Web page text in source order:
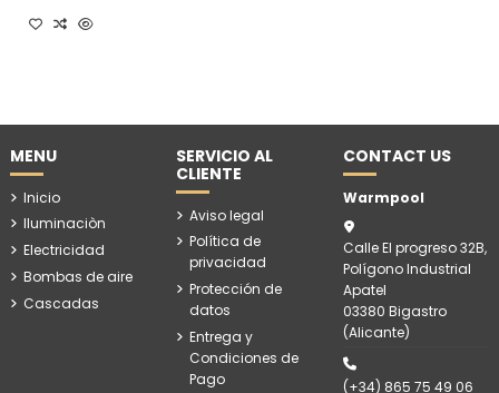
MENU
Inicio
Iluminaciòn
Electricidad
Bombas de aire
Cascadas
SERVICIO AL
CLIENTE
Aviso legal
Política de
privacidad
Protección de
datos
Entrega y
Condiciones de
Pago
CONTACT US
Warmpool
Calle El progreso 32B,
Polígono Industrial
Apatel
03380 Bigastro
(Alicante)
(+34) 865 75 49 06